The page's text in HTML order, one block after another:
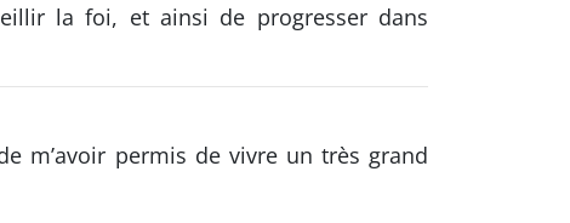
la foi, et ainsi de progresser dans
m’avoir permis de vivre un très grand